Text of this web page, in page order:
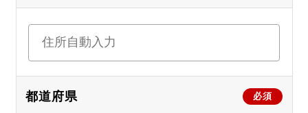
必須
都道府県